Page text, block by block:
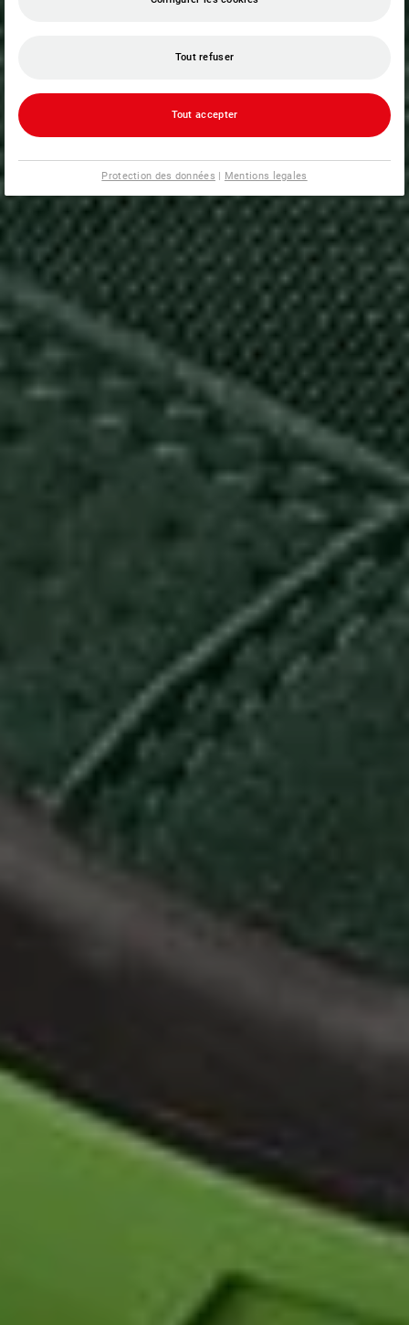
Tout refuser
Tout accepter
Protection des données | Mentions legales